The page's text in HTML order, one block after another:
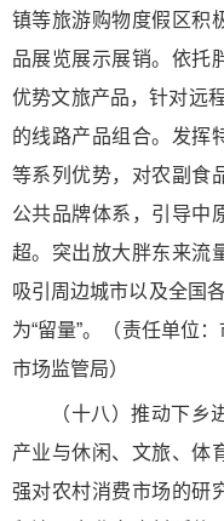
镇等旅游购物度假区积
品展览展示展销。依托
优势文旅产品，针对远
的线路产品组合。发挥
等系列优势，对农副食
公共品牌体系，引导中
超。突出放大胖东来流
吸引周边城市以及全国
为“留量”。（责任单位
市场监管局）
（十八）推动下
产业与休闲、文旅、体
强对农村消费市场的研